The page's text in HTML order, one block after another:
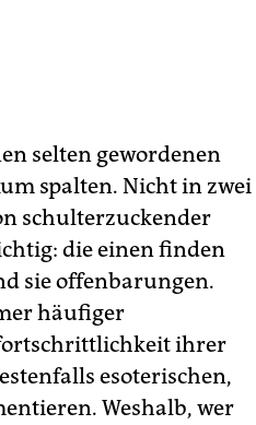
selten gewordenen
spalten. Nicht in zwei
schulterzuckender
die einen finden
sie offenbarungen.
häufiger
ihrer
esoterischen,
Weshalb, wer